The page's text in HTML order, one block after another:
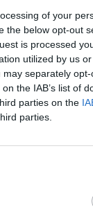
of your
the below opt-out
is processed
utilized by us
separately
the IAB’s list of
parties on the
parties.
lo ajeno